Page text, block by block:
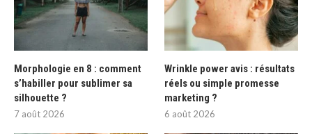
Morphologie en 8 : comment
s’habiller pour sublimer sa
silhouette ?
7 août 2026
Wrinkle power avis : résultats
réels ou simple promesse
marketing ?
6 août 2026